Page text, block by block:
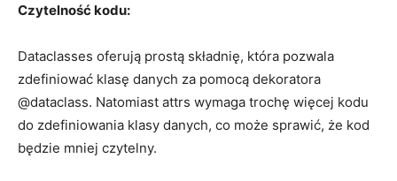
Czytelność kodu:
Dataclasses oferują⁤ prostą składnię, która pozwala
zdefiniować klasę danych za pomocą dekoratora ​
@dataclass. Natomiast attrs wymaga‌ trochę więcej kodu
do​ zdefiniowania klasy danych, ​co może sprawić, że kod⁤
będzie mniej czytelny.